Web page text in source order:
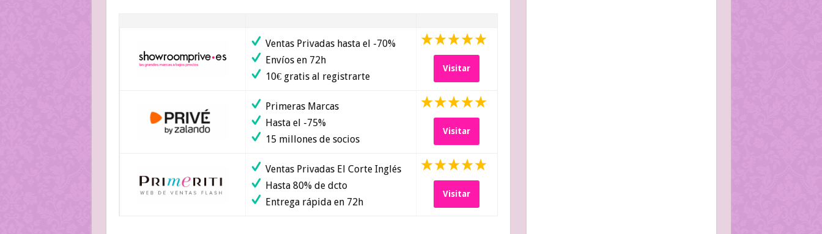
Ventas Privadas hasta el -70%
Envíos en 72h
10€ gratis al registrarte
Visitar
Primeras Marcas
Hasta el -75%
15 millones de socios
Visitar
Ventas Privadas El Corte Inglés
Hasta 80% de dcto
Entrega rápida en 72h
Visitar